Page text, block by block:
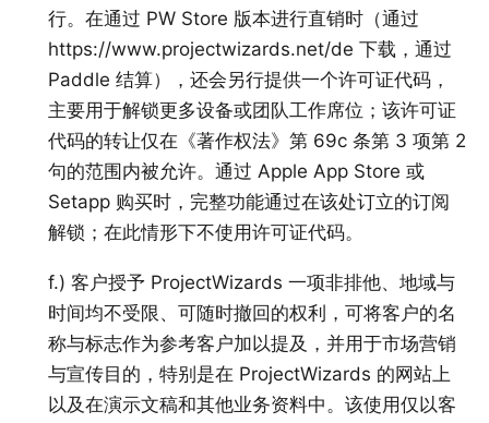
行。在通过 PW Store 版本进行直销时（通过
https://www.projectwizards.net/de 下载，通过
Paddle 结算），还会另行提供一个许可证代码，
主要用于解锁更多设备或团队工作席位；该许可证
代码的转让仅在《著作权法》第 69c 条第 3 项第 2
句的范围内被允许。通过 Apple App Store 或
Setapp 购买时，完整功能通过在该处订立的订阅
解锁；在此情形下不使用许可证代码。
f.) 客户授予 ProjectWizards 一项非排他、地域与
时间均不受限、可随时撤回的权利，可将客户的名
称与标志作为参考客户加以提及，并用于市场营销
与宣传目的，特别是在 ProjectWizards 的网站上
以及在演示文稿和其他业务资料中。该使用仅以客